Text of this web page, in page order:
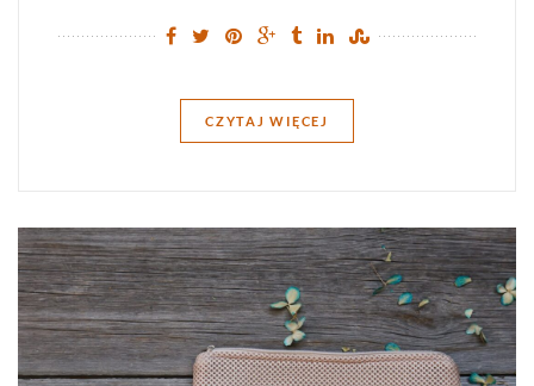
CZYTAJ WIĘCEJ